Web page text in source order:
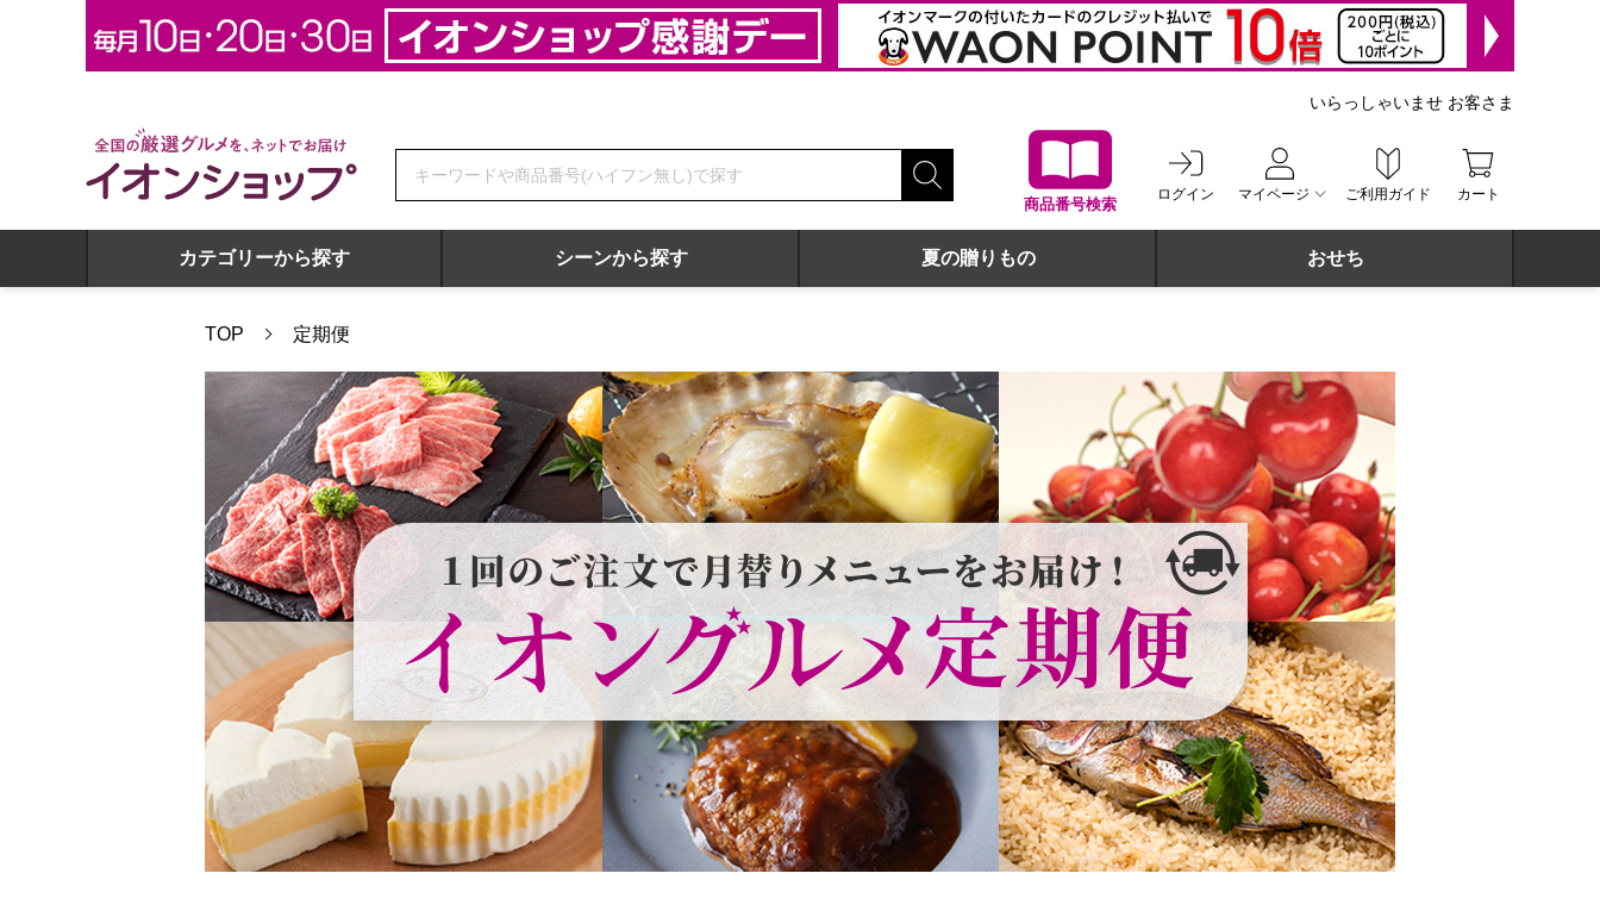
全国の厳選グルメを、ネットでお届け イオンショップ
商品番号検索
ログイン マイページ ご利用ガイド カート
いらっしゃいませ お客さま
カテゴリーから探す シーンから探す 夏の贈りもの おせち
TOP 定期便